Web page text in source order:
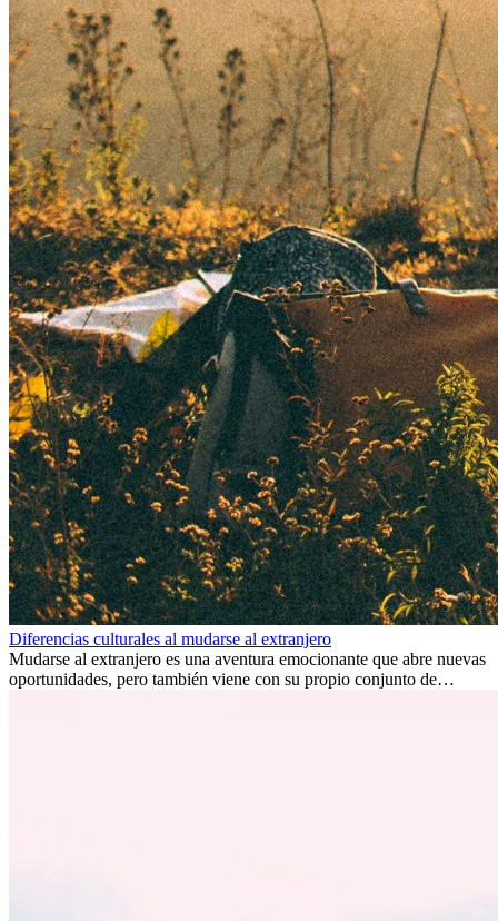
Diferencias culturales al mudarse al extranjero
Mudarse al extranjero es una aventura emocionante que abre nuevas
oportunidades, pero también viene con su propio conjunto de